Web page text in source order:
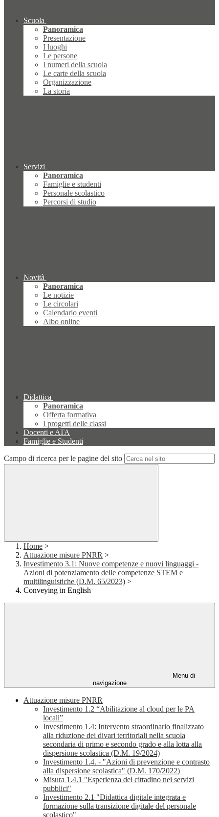
Scuola
Panoramica
Presentazione
I luoghi
Le persone
I numeri della scuola
Le carte della scuola
Organizzazione
La storia
Servizi
Panoramica
Famiglie e studenti
Personale scolastico
Percorsi di studio
Novità
Panoramica
Le notizie
Le circolari
Calendario eventi
Albo online
Didattica
Panoramica
Offerta formativa
I progetti delle classi
Docenti e ATA
Famiglie e Studenti
Campo di ricerca per le pagine del sito
Home >
Attuazione misure PNRR >
Investimento 3.1: Nuove competenze e nuovi linguaggi -
Azioni di potenziamento delle competenze STEM e
multilinguistiche (D.M. 65/2023) >
Conveying in English
Menu di
navigazione
Attuazione misure PNRR
Investimento 1.2 “Abilitazione al cloud per le PA
locali”
Investimento 1.4: Intervento straordinario finalizzato
alla riduzione dei divari territoriali nella scuola
secondaria di primo e secondo grado e alla lotta alla
dispersione scolastica (D.M. 19/2024)
Investimento 1.4. - "Azioni di prevenzione e contrasto
alla dispersione scolastica" (D.M. 170/2022)
Misura 1.4.1 "Esperienza del cittadino nei servizi
pubblici"
Investimento 2.1 "Didattica digitale integrata e
formazione sulla transizione digitale del personale
scolastico"